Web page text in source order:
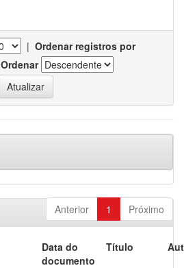
| Ordenar registros por
Ordenar
Anterior 1 Próximo
Data do
documento
Título